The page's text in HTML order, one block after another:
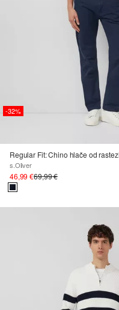
-32%
Regular Fit: Chino hlače od
s.Oliver
46,99 €69,99 €